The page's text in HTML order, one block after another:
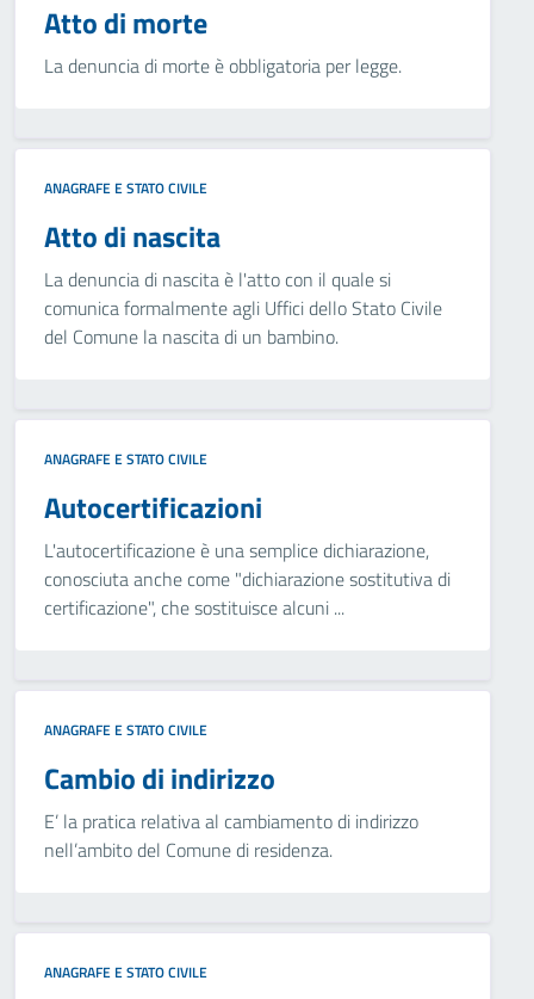
Atto di morte
La denuncia di morte è obbligatoria per legge.
ANAGRAFE E STATO CIVILE
Atto di nascita
La denuncia di nascita è l'atto con il quale si
comunica formalmente agli Uffici dello Stato Civile
del Comune la nascita di un bambino.
ANAGRAFE E STATO CIVILE
Autocertificazioni
L'autocertificazione è una semplice dichiarazione,
conosciuta anche come "dichiarazione sostitutiva di
certificazione", che sostituisce alcuni ...
ANAGRAFE E STATO CIVILE
Cambio di indirizzo
E’ la pratica relativa al cambiamento di indirizzo
nell’ambito del Comune di residenza.
ANAGRAFE E STATO CIVILE